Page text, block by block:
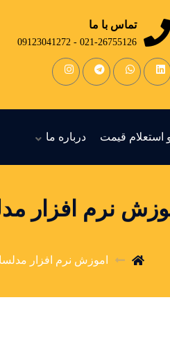
تماس با ما
021-26755126 - 09123041272
استعلام قیمت درباره ما
نرم افزار
اموزش نرم افزار